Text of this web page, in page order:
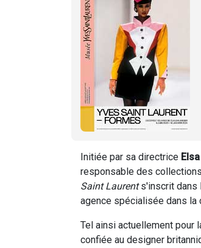
Initiée par sa directrice
responsable des
Saint Laurents'inscrit dans
agence spécialisée dans la
Tel ainsi actuellement pour
confiée au designer